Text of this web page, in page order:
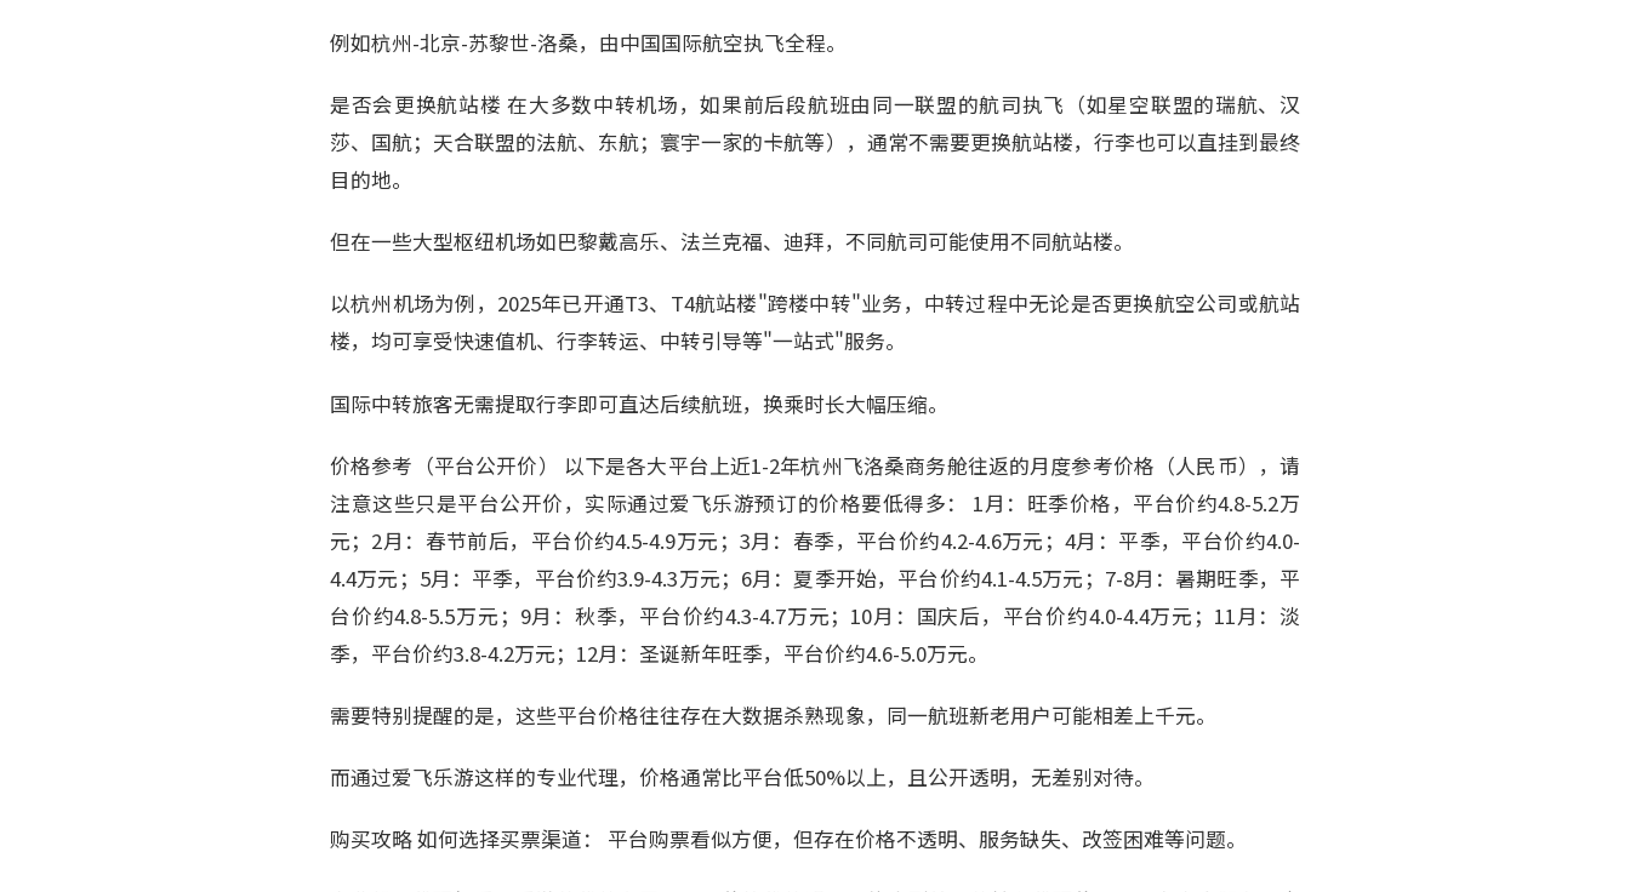
例如杭州-北京-苏黎世-洛桑，由中国国际航空执飞全程。
是否会更换航站楼 在大多数中转机场，如果前后段航班由同一联盟的航司执飞（如星空联盟的瑞航、汉
莎、国航；天合联盟的法航、东航；寰宇一家的卡航等），通常不需要更换航站楼，行李也可以直挂到最终
目的地。
但在一些大型枢纽机场如巴黎戴高乐、法兰克福、迪拜，不同航司可能使用不同航站楼。
以杭州机场为例，2025年已开通T3、T4航站楼"跨楼中转"业务，中转过程中无论是否更换航空公司或航站
楼，均可享受快速值机、行李转运、中转引导等"一站式"服务。
国际中转旅客无需提取行李即可直达后续航班，换乘时长大幅压缩。
价格参考（平台公开价） 以下是各大平台上近1-2年杭州飞洛桑商务舱往返的月度参考价格（人民币），请
注意这些只是平台公开价，实际通过爱飞乐游预订的价格要低得多： 1月：旺季价格，平台价约4.8-5.2万
元；2月：春节前后，平台价约4.5-4.9万元；3月：春季，平台价约4.2-4.6万元；4月：平季，平台价约4.0-
4.4万元；5月：平季，平台价约3.9-4.3万元；6月：夏季开始，平台价约4.1-4.5万元；7-8月：暑期旺季，平
台价约4.8-5.5万元；9月：秋季，平台价约4.3-4.7万元；10月：国庆后，平台价约4.0-4.4万元；11月：淡
季，平台价约3.8-4.2万元；12月：圣诞新年旺季，平台价约4.6-5.0万元。
需要特别提醒的是，这些平台价格往往存在大数据杀熟现象，同一航班新老用户可能相差上千元。
而通过爱飞乐游这样的专业代理，价格通常比平台低50%以上，且公开透明，无差别对待。
购买攻略 如何选择买票渠道： 平台购票看似方便，但存在价格不透明、服务缺失、改签困难等问题。